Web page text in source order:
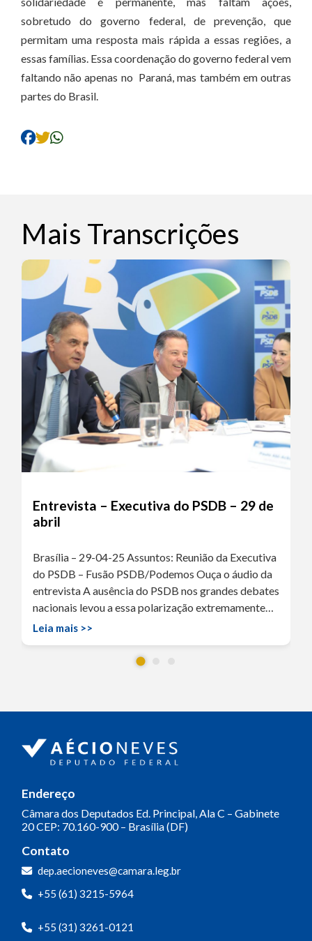
sobretudo do governo federal, de prevenção, que
permitam uma resposta mais rápida a essas regiões, a
essas famílias. Essa coordenação do governo federal vem
faltando não apenas no Paraná, mas também em outras
partes do Brasil.
Mais Transcrições
Entrevista – Executiva do PSDB – 29 de
abril
Brasília – 29-04-25 Assuntos: Reunião da Executiva
do PSDB – Fusão PSDB/Podemos Ouça o áudio da
entrevista A ausência do PSDB nos grandes debates
nacionais levou a essa polarização extremamente…
Leia mais >>
Endereço
Câmara dos Deputados Ed. Principal, Ala C – Gabinete
20CEP: 70.160-900 – Brasília (DF)
Contato
dep.aecioneves@camara.leg.br
+55 (61) 3215-5964
+55 (31) 3261-0121